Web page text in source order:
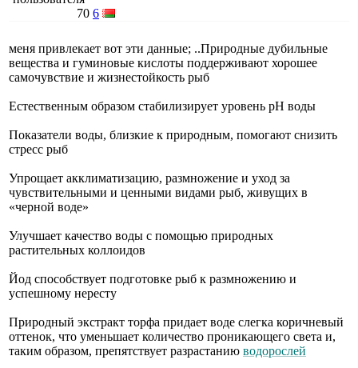
70 6
меня привлекает вот эти данные; ..Природные дубильные
вещества и гуминовые кислоты поддерживают хорошее
самочувствие и жизнестойкость рыб
Естественным образом стабилизирует уровень pH воды
Показатели воды, близкие к природным, помогают снизить
стресс рыб
Упрощает акклиматизацию, размножение и уход за
чувствительными и ценными видами рыб, живущих в
«черной воде»
Улучшает качество воды с помощью природных
растительных коллоидов
Йод способствует подготовке рыб к размножению и
успешному нересту
Природный экстракт торфа придает воде слегка коричневый
оттенок, что уменьшает количество проникающего света и,
таким образом, препятствует разрастанию водорослей